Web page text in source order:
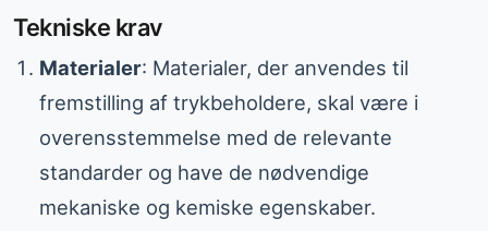
Tekniske krav
Materialer: Materialer, der anvendes til
fremstilling af trykbeholdere, skal være i
overensstemmelse med de relevante
standarder og have de nødvendige
mekaniske og kemiske egenskaber.